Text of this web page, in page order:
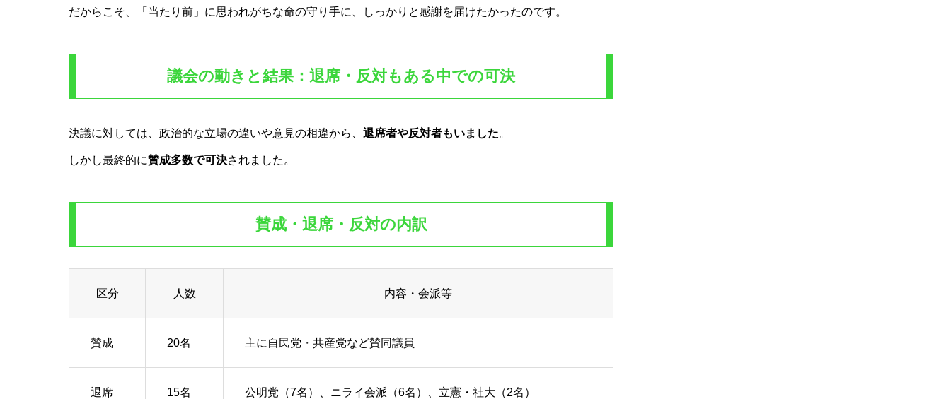
だからこそ、「当たり前」に思われがちな命の守り手に、しっかりと感謝を届けたかったのです。
議会の動きと結果：退席・反対もある中での可決
決議に対しては、政治的な立場の違いや意見の相違から、 退席者や反対者もいました。
しかし最終的に賛成多数で可決されました。
賛成・退席・反対の内訳
区分 人数 内容・会派等
賛成 20名 主に自民党・共産党など賛同議員
退席 15名 公明党（7名）、ニライ会派（6名）、立憲・社大（2名）